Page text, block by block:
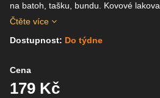
na batoh, tašku, bundu. Kovové
Čtěte více
Dostupnost: Do týdne
Cena
179 Kč